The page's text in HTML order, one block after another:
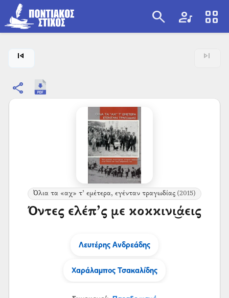
search artist view_cozy
skip_previous skip_next
share
Όλια τα «αχ» τ’ εμέτερα, εγένταν τραγωδίας (2015)
Όντες ελέπ’ς με κοκκινι͜άεις
Λευτέρης Ανδρεάδης
Χαράλαμπος Τσακαλίδης